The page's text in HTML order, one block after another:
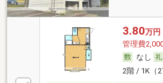
3.80万円
管理費
なし
2階 / 1K（